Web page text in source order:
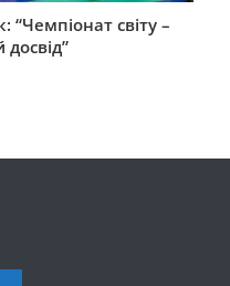
“Чемпіонат світу –